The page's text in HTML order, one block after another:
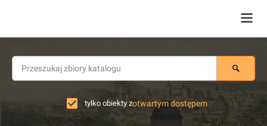
tylko obiekty zotwartym dostępem